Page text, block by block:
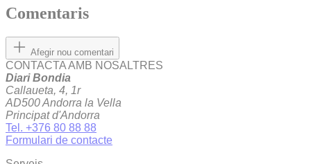
Comentaris
Afegir nou comentari
CONTACTA AMB NOSALTRES
Diari Bondia
Callaueta, 4, 1r
AD500 Andorra la Vella
Principat d'Andorra
Tel. +376 80 88 88
Formulari de contacte